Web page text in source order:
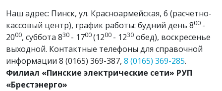
Наш адрес: Пинск, ул. Красноармейская, 6 (расчетно-
кассовый центр), график работы: будний день 800 -
2000, суббота 830 - 1700(1200 - 1230 обед), воскресенье
выходной. Контактные телефоны для справочной
информации 8 (0165) 369-387, 8 (0165) 369-285.
Филиал «Пинские электрические сети» РУП
«Брестэнерго»